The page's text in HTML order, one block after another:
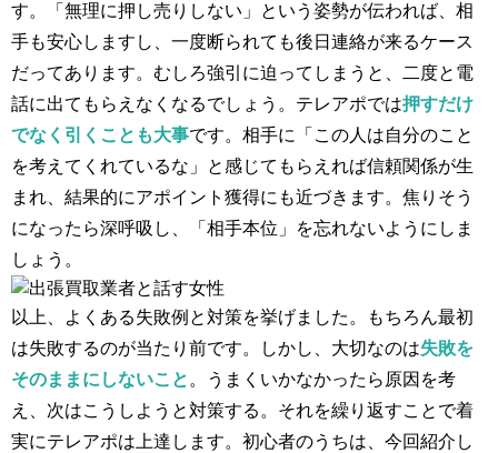
す​。「無理に押し売りしない」という姿勢が伝われば、相
手も安心しますし、一度断られても後日連絡が来るケース
だってあります。むしろ強引に迫ってしまうと、二度と電
話に出てもらえなくなるでしょう。テレアポでは押すだけ
でなく引くことも大事です。相手に「この人は自分のこと
を考えてくれているな」と感じてもらえれば信頼関係が生
まれ、結果的にアポイント獲得にも近づきます​。焦りそう
になったら深呼吸し、「相手本位」を忘れないようにしま
しょう。
以上、よくある失敗例と対策を挙げました。もちろん最初
は失敗するのが当たり前です。しかし、大切なのは失敗を
そのままにしないこと 。​うまくいかなかったら原因を考
え、次はこうしようと対策する。それを繰り返すことで着
実にテレアポは上達します。初心者のうちは、今回紹介し